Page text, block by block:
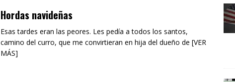
Hordas navideñas
Esas tardes eran las peores. Les pedía a todos los santos,
camino del curro, que me convirtieran en hija del dueño de [VER
MÁS]